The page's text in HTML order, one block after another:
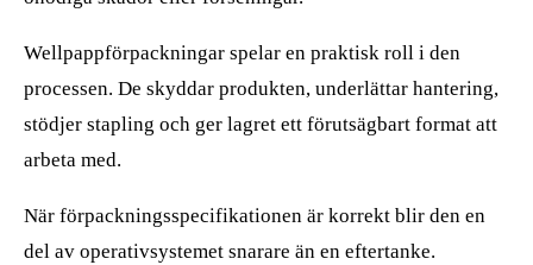
Wellpappförpackningar spelar en praktisk roll i den
processen. De skyddar produkten, underlättar hantering,
stödjer stapling och ger lagret ett förutsägbart format att
arbeta med.
När förpackningsspecifikationen är korrekt blir den en
del av operativsystemet snarare än en eftertanke.